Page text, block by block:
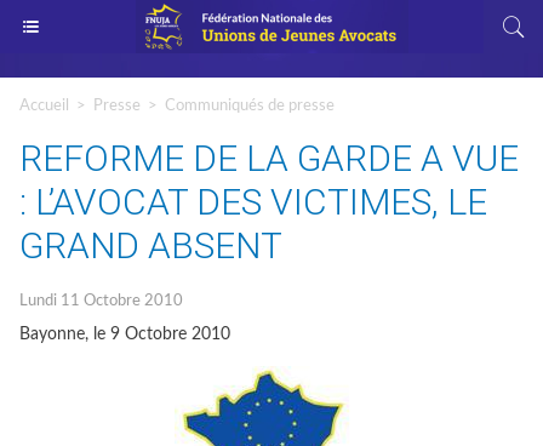
Accueil > Presse > Communiqués de presse
REFORME DE LA GARDE A VUE
: L’AVOCAT DES VICTIMES, LE
GRAND ABSENT
Lundi 11 Octobre 2010
Bayonne, le 9 Octobre 2010